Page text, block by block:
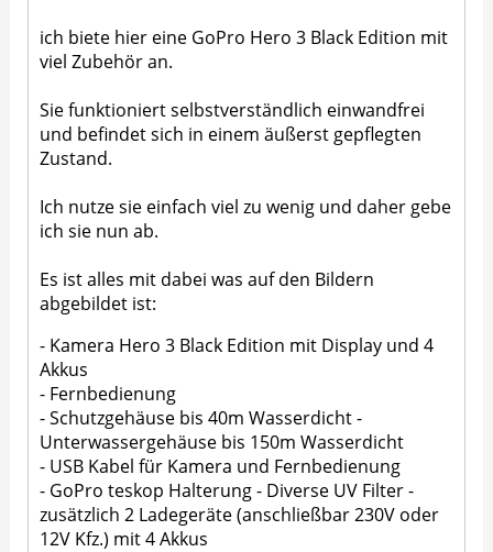
ich biete hier eine GoPro Hero 3 Black Edition mit
viel Zubehör an.
Sie funktioniert selbstverständlich einwandfrei
und befindet sich in einem äußerst gepflegten
Zustand.
Ich nutze sie einfach viel zu wenig und daher gebe
ich sie nun ab.
Es ist alles mit dabei was auf den Bildern
abgebildet ist:
- Kamera Hero 3 Black Edition mit Display und 4
Akkus
- Fernbedienung
- Schutzgehäuse bis 40m Wasserdicht -
Unterwassergehäuse bis 150m Wasserdicht
- USB Kabel für Kamera und Fernbedienung
- GoPro teskop Halterung - Diverse UV Filter -
zusätzlich 2 Ladegeräte (anschließbar 230V oder
12V Kfz.) mit 4 Akkus